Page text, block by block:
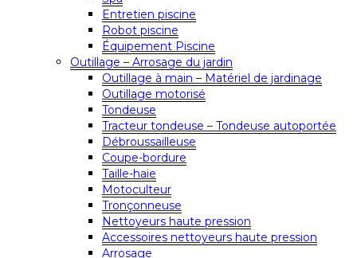
Entretien piscine
Robot piscine
Équipement Piscine
Outillage – Arrosage du jardin
Outillage à main – Matériel de jardinage
Outillage motorisé
Tondeuse
Tracteur tondeuse – Tondeuse autoportée
Débroussailleuse
Coupe-bordure
Taille-haie
Motoculteur
Tronçonneuse
Nettoyeurs haute pression
Accessoires nettoyeurs haute pression
Arrosage